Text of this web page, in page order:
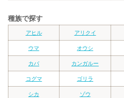
種族で探す
アヒル アリクイ
ウマ オウシ
カバ カンガルー
コグマ ゴリラ
シカ ゾウ